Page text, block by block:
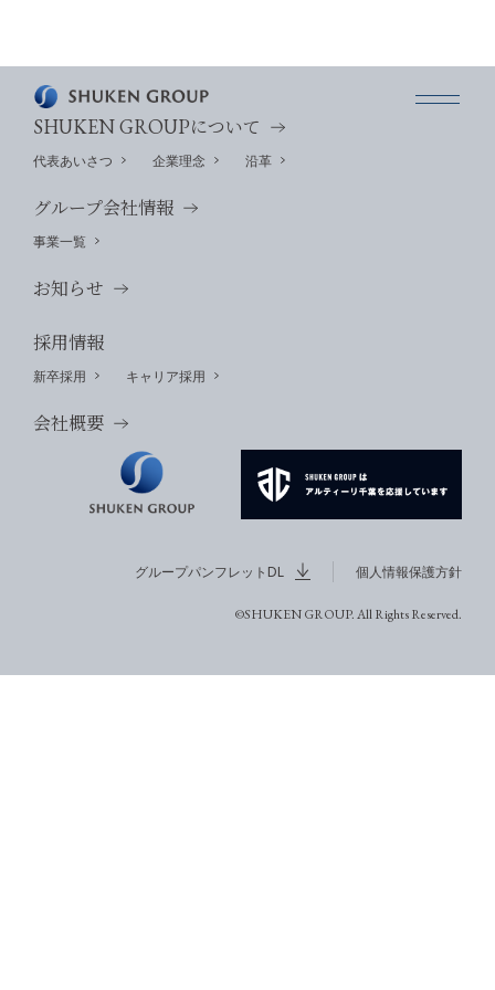
SHUKEN GROUPについて
代表あいさつ 企業理念 沿革
グループ会社情報
事業一覧
お知らせ
採用情報
新卒採用 キャリア採用
会社概要
グループパンフレットDL 個人情報保護方針
©SHUKEN GROUP. All Rights Reserved.